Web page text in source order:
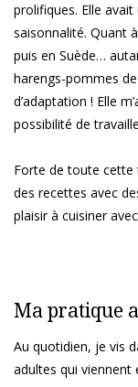
prolifiques. Elle
saisonnalité. Quant
puis en Suède…
harengs-pommes
d’adaptation ! Elle
possibilité de
Forte de toute cette
des recettes avec
plaisir à cuisiner
Ma pratique
Au quotidien, je vis
adultes qui